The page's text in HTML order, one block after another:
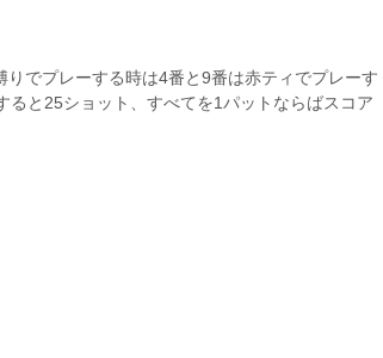
でプレーする時は4番と9番は赤ティでプレーす
と25ショット、すべてを1パットならばスコア